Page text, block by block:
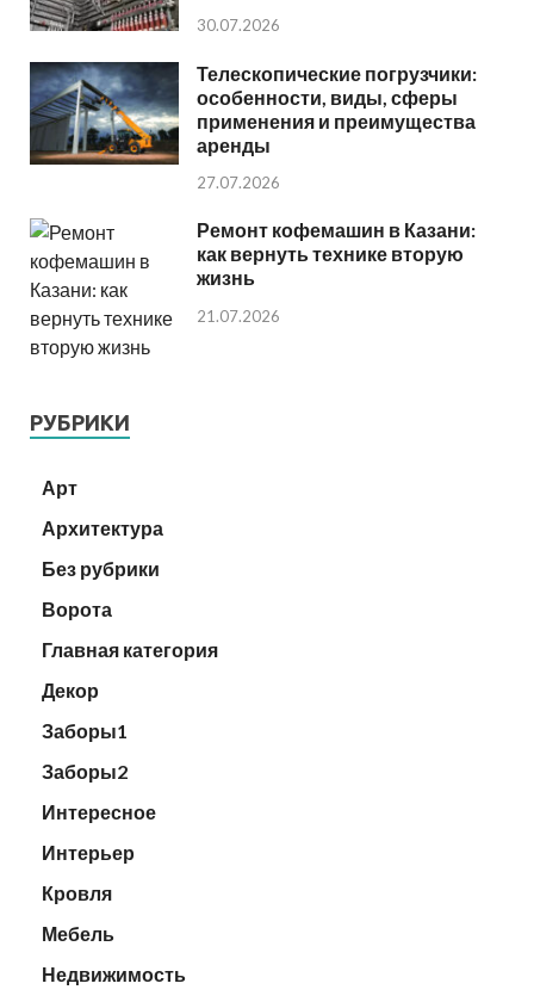
30.07.2026
Телескопические погрузчики:
особенности, виды, сферы
применения и преимущества
аренды
27.07.2026
Ремонт кофемашин в Казани:
как вернуть технике вторую
жизнь
21.07.2026
РУБРИКИ
Арт
Архитектура
Без рубрики
Ворота
Главная категория
Декор
Заборы1
Заборы2
Интересное
Интерьер
Кровля
Мебель
Недвижимость